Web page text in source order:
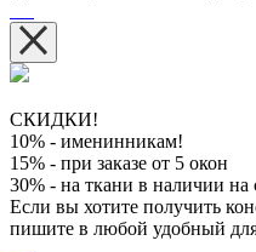
СКИДКИ!
10% - именинникам!
15% - при заказе от 5 окон
30% - на ткани в наличии на
Если вы хотите получить
пишите в любой удобный